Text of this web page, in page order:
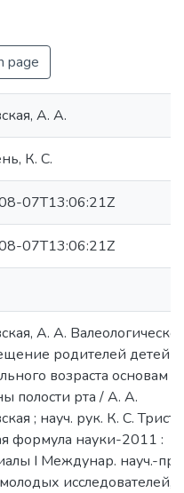
page
А. А.
К. С.
07T13:06:21Z
07T13:06:21Z
А. А.
родителей детей
возраста основам
полости рта / А. А.
; науч. рук. К. С.
формула науки-2011 :
I Междунар. науч.-
исследователей,